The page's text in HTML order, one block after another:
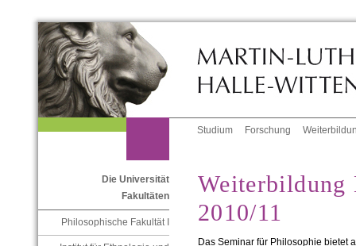
Studium Forschung
Die Universität
Fakultäten
Philosophische Fakultät I
Weiterbildung
2010/11
Das Seminar für Philosophie bietet